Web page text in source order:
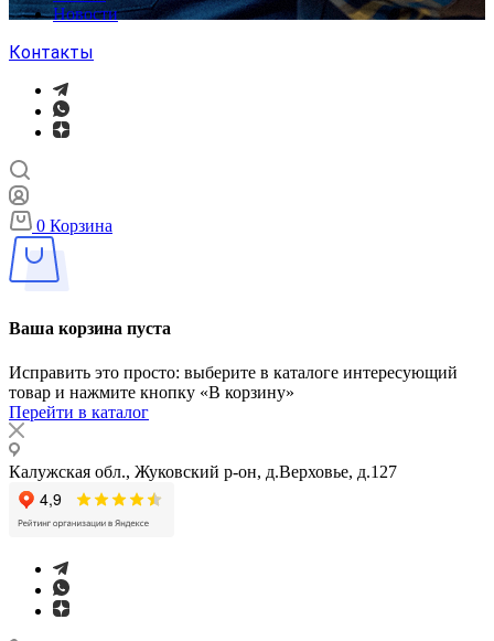
Новости
Контакты
0 Корзина
Ваша корзина пуста
Исправить это просто: выберите в каталоге интересующий
товар и нажмите кнопку «В корзину»
Перейти в каталог
Калужская обл., Жуковский р-он, д.Верховье, д.127